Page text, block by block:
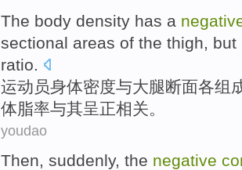
The body density has a
sectional areas of the thigh, but
ratio.
运动员身体密度与大腿断面各组
体脂率与其呈正相关。
youdao
Then suddenly, the negative